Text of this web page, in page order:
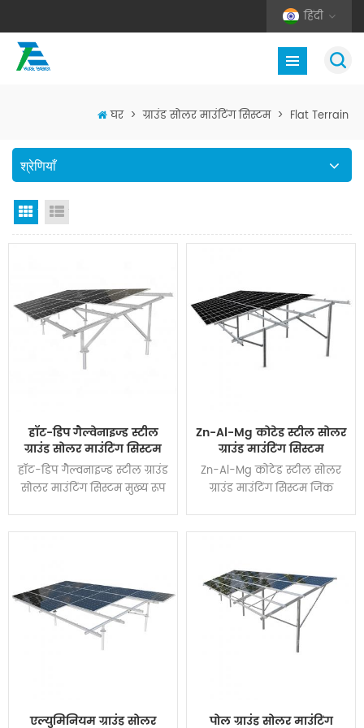
हिंदी
घर > ग्राउंड सोलर माउंटिंग सिस्टम > Flat Terrain
श्रेणियाँ
जाली देखना
हॉट-डिप गैल्वेनाइज्ड स्टील
ग्राउंड सोलर माउंटिंग सिस्टम
हॉट-डिप गैल्वनाइज्ड स्टील ग्राउंड
सोलर माउंटिंग सिस्टम मुख्य रूप
की आवश्यकताओं को पूरा करने
के लिए मजबूत समायोज्य क्षमता,
विशाल संरचनात्मक ताकत और
किफायती लागत की विशेषताएं
Zn-Al-Mg कोटेड स्टील सोलर
ग्राउंड माउंटिंग सिस्टम
Zn-Al-Mg कोटेड स्टील सोलर
ग्राउंड माउंटिंग सिस्टम जिंक
कोटिंग प्लेट का एक नया प्रकार
है, और इसका उपयोग विभिन्न
चरम वातावरणों में किया जा
सकता है।
एल्युमिनियम ग्राउंड सोलर
पोल ग्राउंड सोलर माउंटिंग